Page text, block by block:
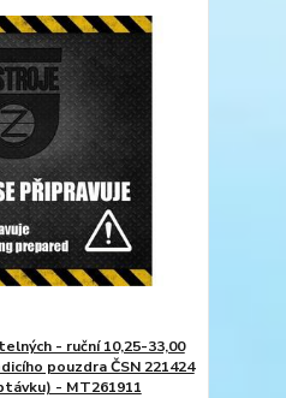
- ruční 10,25-33,00
pouzdra ČSN 221424
- MT261911